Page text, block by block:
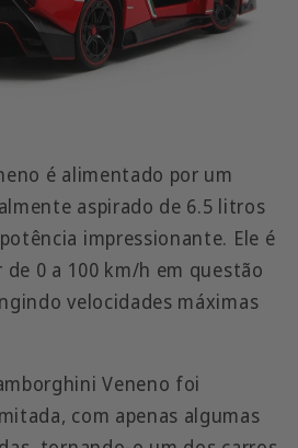
é alimentado por um
aspirado de 6.5 litros
impressionante. Ele é
de 0 a 100 km/h em questão
velocidades máximas
Veneno foi
com apenas algumas